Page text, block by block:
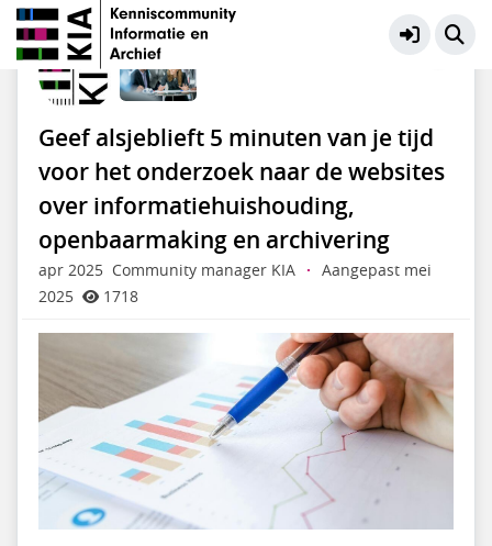
KIA Community Meer
Geef alsjeblieft 5 minuten van je tijd
voor het onderzoek naar de websites
over informatiehuishouding,
openbaarmaking en archivering
apr 2025 Community manager KIA ·
Aangepast mei
2025
1718